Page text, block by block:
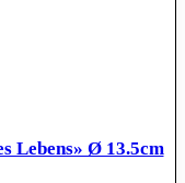
Lebens» Ø 13.5cm